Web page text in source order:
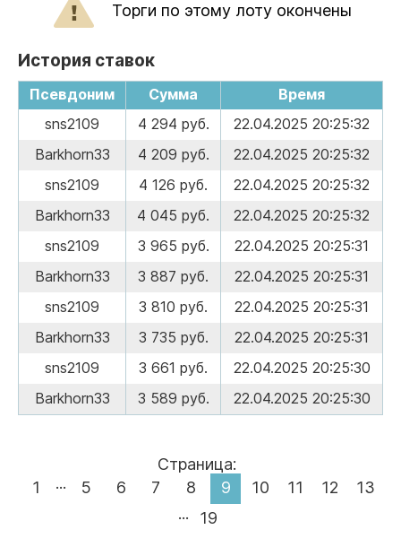
Торги по этому лоту окончены
История ставок
Псевдоним Сумма
Время
sns2109
4 294 руб.
22.04.2025 20:25:32
Barkhorn33
4 209 руб.
22.04.2025 20:25:32
sns2109
4 126 руб.
22.04.2025 20:25:32
Barkhorn33
4 045 руб.
22.04.2025 20:25:32
sns2109
3 965 руб.
22.04.2025 20:25:31
Barkhorn33
3 887 руб.
22.04.2025 20:25:31
sns2109
3 810 руб.
22.04.2025 20:25:31
Barkhorn33
3 735 руб.
22.04.2025 20:25:31
sns2109
3 661 руб.
22.04.2025 20:25:30
Barkhorn33
3 589 руб. 22.04.2025 20:25:30
Страница:
1
... 5 6 7 8 9 10 11 12
13
...
19